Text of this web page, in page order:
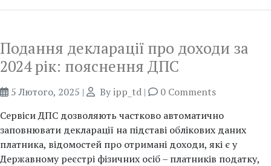
Подання декларації про доходи за
2024 рік: пояснення ДПС
5 Лютого, 2025 | Byipp_td |
0 Comments
Сервіси ДПС дозволяють частково автоматично
заповнювати декларації на підставі облікових даних
платника, відомостей про отримані доходи, які є у
Державному реєстрі фізичних осіб – платників податку,